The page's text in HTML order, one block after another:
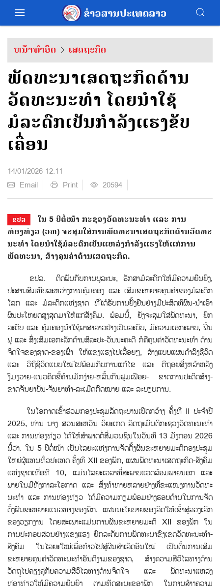
ຫນ້າທຳອິດ ເສດຖະກິດ
ພັດທະນາເສດຖະກິດດ້ານ
ວັດທະນະທຳ ໂດຍນຳໃຊ້
ມໍລະດົກເປັນກຳລັງແຮງຂັບ
ເຄື່ອນ
14/01/2026 12:11
Email
Print 20594
ຂປລ
ໃນ 5 ປີຕໍ່ໜ້າ ກະຊວງວັດທະນະທໍາ ແລະ ການ
ທ່ອງທ່ຽວ (ວທ) ຈະສຸມໃສ່ການພັດທະນາເສດຖະກິດດ້ານວັດທະ
ນະທໍາ ໂດຍນໍາໃຊ້ມໍລະດົກເປັນແຫລ່ງກໍາລັງແຮງໃຫ້ແກ່ການ
ພັດທະນາ, ສ້າງຄຸນຄ່າດ້ານເສດຖະກິດ.
ຂປລ. ຕິດພັນກັບການບູລະນະ, ຮັກສາມໍລະດົກໃຫ້ມີຄວາມຍືນຍົງ,
ປະສານສົມທົບລະຫວ່າງການຄຸ້ມຄອງ ແລະ ເສີມຂະຫຍາຍຄຸນຄ່າຂອງມໍລະດົກ
ໂລກ ແລະ ມໍລະດົກແຫ່ງຊາດ ທີ່ໄດ້ຮັບການຢັ້ງຢືນຢ່າງມີປະສິດທິຜົນ-ນໍາເອົາ
ຜົນປະໂຫຍດສູງສຸດມາໃຫ້ແກ່ສັງຄົມ. ພ້ອມນີ້, ຍັງຈະສຸມໃສ່ພັດທະນາ, ຍົກ
ລະດັບ ແລະ ຄຸ້ມຄອງນໍາໃຊ້ພາສາລາວຢ່າງເປັນລະບົບ, ມີຄວາມເອກະພາບ, ຟື້ນ
ຟູ ແລະ ສົ່ງເສີມເອກະລັກດ້ານສິລະປະ-ວັນນະຄະດີ ກໍຄືຄຸນຄ່າວັດທະນະທໍາ ດ້ານ
ຈິດໃຈຂອງຊາດ-ຂອງເຜົ່າ ໃຫ້ແຂງແຮງໄປເລື້ອຍໆ, ສ້າງແບບແຜນດໍາລົງຊີວິດ
ແລະ ວິຖີຊີວິດແບບໃໝ່ໄປພ້ອມກັບການແກ້ໄຂ ແລະ ຕີຖອຍສ່ິງຫລ້າຫລັງ
ງົມງວາຍ-ແນວຄິດຂີ້ຄ້ານມັກງ່າຍ-ຫລິ້ນກິນຟຸມເຟືອຍ- ຂາດການປະດິດສ້າງ-
ຂາດຈັນຍາບັນ-ຈັນຍາທໍາ-ລະເມີດກົດໝາຍ ແລະ ລະບຽບການ.
ໃນໂອກາດເຂົ້າຮ່ວມກອງປະຊຸມລັດຖະບານເປີດກວ້າງ ຄັ້ງທີ II ປະຈຳປີ
2025, ທ່ານ ນາງ ສວນສະຫວັນ ວິຍະເກດ ລັດຖະມົນຕີກະຊວງວັດທະນະທຳ
ແລະ ການທ່ອງທ່ຽວ ໄດ້ໃຫ້ສຳພາດຕໍ່ສື່ມວນຊົນໃນວັນທີ 13 ມັງກອນ 2026
ນີ້ວ່າ: ໃນ 5 ປີຕໍ່ໜ້າ ເປັນໄລຍະແຫ່ງການຈັດຕ້ັງຜັນຂະຫຍາຍມະຕິກອງປະຊຸມ
ໃຫຍ່ຜູ້ແທນທົ່ວປະເທດ ຄັ້ງທີ XII ຂອງພັກ, ແຜນພັດທະນາເສດຖະກິດ-ສັງຄົມ
ແຫ່ງຊາດເທື່ອທີ 10, ແມ່ນໄລຍະເວລາທີ່ສະພາບແວດລ້ອມພາຍນອກ ແລະ
ພາຍໃນມີທັງກາລະໂອກາດ ແລະ ສິ່ງທ້າທາຍຫລາຍຢ່າງທີ່ຂະແໜງການວັດທະ
ນະທໍາ ແລະ ການທ່ອງທ່ຽວ ໄດ້ມີຄວາມກຽມພ້ອມຢ່າງຮອບດ້ານໃນການຈັດ
ຕັ້ງຜັນຂະຫຍາຍແນວທາງຂອງພັກ, ແຜນນະໂຍບາຍຂອງລັດໃຫ້ເຂົ້າສູ່ລວງເລິກ
ຂອງວຽກງານ ໂດຍສະເພາະແມ່ນການຜັນຂະຫຍາຍມະຕິ XII ຂອງພັກ ໃນ
ການປະກອບສ່ວນຢ່າງແຂງແຮງ ຍົກລະດັບການພັດທະນາຂົງເຂດວັດທະນະທໍາ-
ສັງຄົມ ໃນໄລຍະໃໝ່ເພື່ອກ້າວໄປສູ່ຜົນສໍາເລັດອັນໃໝ່ ເປັນຕົ້ນການເສີມ
ຂະຫຍາຍຄຸນຄ່າວັດທະນະທໍາອັນດີງາມຂອງຊາດ, ສ້າງຄວາມສີວິໄລທາງດ້ານ
ວັດຖຸໄປຄຽງຄູ່ກັບຄວາມສີວິໄລທາງດ້ານຈິດໃຈ ແລະ ພັດທະນາແຫລ່ງ